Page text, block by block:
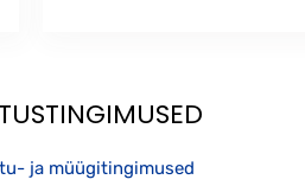
ja müügitingimused